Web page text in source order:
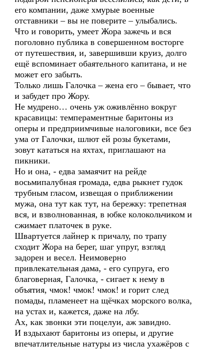
его компании, даже хмурые военные
отставники – вы не поверите – улыбались.
Что и говорить, умеет Жора зажечь и вся
поголовно публика в совершенном восторге
от путешествия, и, завершивши круиз, долго
ещё вспоминает обаятельного капитана, и не
может его забыть.
Только лишь Галочка – жена его – бывает, что
и забудет про Жору.
Не мудрено… очень уж оживлённо вокруг
красавицы: темпераментные баритоны из
оперы и предприимчивые налоговики, все без
ума от Галочки, шлют ей розы букетами,
зовут кататься на яхтах, приглашают на
пикники.
Но и она, - едва замаячит на рейде
восьмипалубная громада, едва рыкнет гудок
трубным гласом, извещая о приближении
мужа, она тут как тут, на бережку: трепетная
вся, и взволнованная, в юбке колокольчиком и
сжимает платочек в руке.
Швартуется лайнер к причалу, по трапу
сходит Жора на берег, шаг упруг, взгляд
задорен и весел. Неимоверно
привлекательная дама, - его супруга, его
благоверная, Галочка, - сигает к нему в
объятия, чмок! чмок! чмок! и горит след
помады, пламенеет на щёчках морского волка,
на устах и, кажется, даже на лбу.
Ах, как звонки эти поцелуи, аж завидно.
И вздыхают баритоны из оперы, и другие
впечатлительные натуры из числа ухажёров с